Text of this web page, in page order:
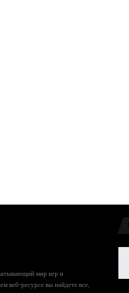
мир игр и
веб-ресурсе вы найдете все,